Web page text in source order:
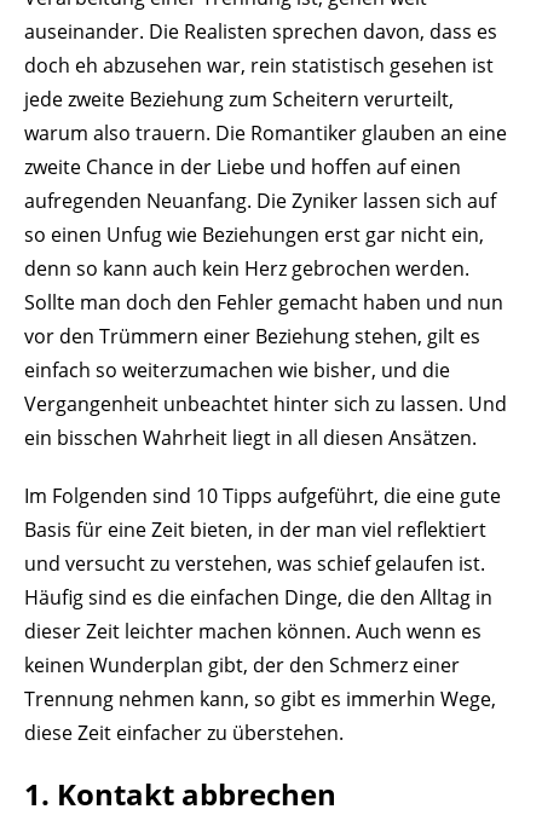
auseinander. Die Realisten sprechen davon, dass es
doch eh abzusehen war, rein statistisch gesehen ist
jede zweite Beziehung zum Scheitern verurteilt,
warum also trauern. Die Romantiker glauben an eine
zweite Chance in der Liebe und hoffen auf einen
aufregenden Neuanfang. Die Zyniker lassen sich auf
so einen Unfug wie Beziehungen erst gar nicht ein,
denn so kann auch kein Herz gebrochen werden.
Sollte man doch den Fehler gemacht haben und nun
vor den Trümmern einer Beziehung stehen, gilt es
einfach so weiterzumachen wie bisher, und die
Vergangenheit unbeachtet hinter sich zu lassen. Und
ein bisschen Wahrheit liegt in all diesen Ansätzen.
Im Folgenden sind 10 Tipps aufgeführt, die eine gute
Basis für eine Zeit bieten, in der man viel reflektiert
und versucht zu verstehen, was schief gelaufen ist.
Häufig sind es die einfachen Dinge, die den Alltag in
dieser Zeit leichter machen können. Auch wenn es
keinen Wunderplan gibt, der den Schmerz einer
Trennung nehmen kann, so gibt es immerhin Wege,
diese Zeit einfacher zu überstehen.
1. Kontakt abbrechen